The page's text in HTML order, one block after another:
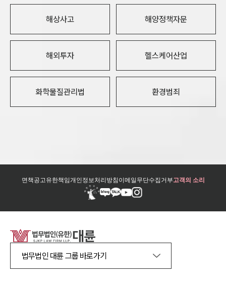
해상사고 해양정책자문
해외투자 헬스케어산업
화학물질관리법 환경범죄
면책공고유한책임개인정보처리방침이메일무단수집거부고객의 소리
법무법인 대륜 그룹 바로가기